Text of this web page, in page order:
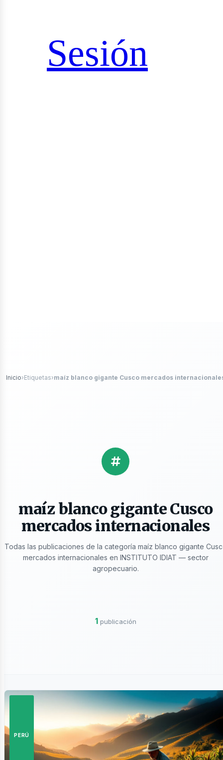
Sesión
Inicio›Etiquetas›maíz blanco gigante Cusco mercados
maíz blanco gigante Cusco
mercados internacionales
Todas las publicaciones de la categoría maíz blanco gigante
mercados internacionales en INSTITUTO IDIAT — sector
agropecuario.
1 publicación
PERÚ